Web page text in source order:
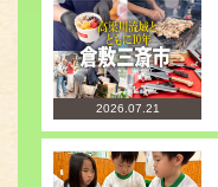
2026.07.21